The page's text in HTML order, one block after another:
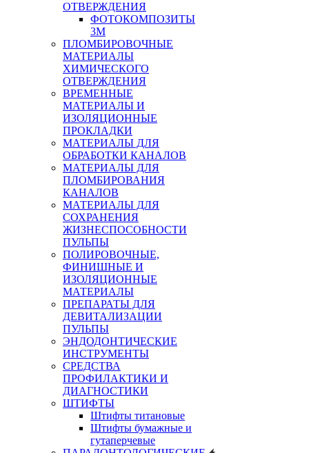
ОТВЕРЖДЕНИЯ
ФОТОКОМПОЗИТЫ
3М
ПЛОМБИРОВОЧНЫЕ
МАТЕРИАЛЫ
ХИМИЧЕСКОГО
ОТВЕРЖДЕНИЯ
ВРЕМЕННЫЕ
МАТЕРИАЛЫ И
ИЗОЛЯЦИОННЫЕ
ПРОКЛАДКИ
МАТЕРИАЛЫ ДЛЯ
ОБРАБОТКИ КАНАЛОВ
МАТЕРИАЛЫ ДЛЯ
ПЛОМБИРОВАНИЯ
КАНАЛОВ
МАТЕРИАЛЫ ДЛЯ
СОХРАНЕНИЯ
ЖИЗНЕСПОСОБНОСТИ
ПУЛЬПЫ
ПОЛИРОВОЧНЫЕ,
ФИНИШНЫЕ И
ИЗОЛЯЦИОННЫЕ
МАТЕРИАЛЫ
ПРЕПАРАТЫ ДЛЯ
ДЕВИТАЛИЗАЦИИ
ПУЛЬПЫ
ЭНДОДОНТИЧЕСКИЕ
ИНСТРУМЕНТЫ
СРЕДСТВА
ПРОФИЛАКТИКИ И
ДИАГНОСТИКИ
ШТИФТЫ
Штифты титановые
Штифты бумажные и
гутаперчевые